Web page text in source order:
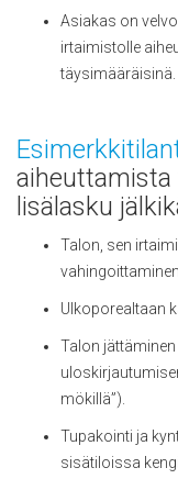
Asiakas on
irtaimistolle
täysimääräisinä.
lisälasku
Talon, sen
Ulkoporealtaan
Talon
mökillä”).
Tupakointi ja
sisätiloissa